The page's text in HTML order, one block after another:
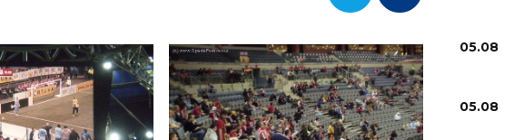
05.08
05.08